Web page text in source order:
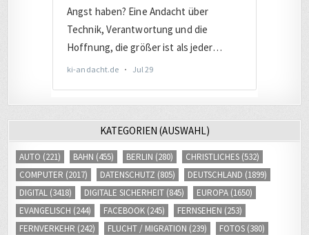
KATEGORIEN (AUSWAHL)
AUTO (221) BAHN (455) BERLIN (280) CHRISTLICHES (532)
COMPUTER (2017) DATENSCHUTZ (805) DEUTSCHLAND (1899)
DIGITAL (3418) DIGITALE SICHERHEIT (845) EUROPA (1650)
EVANGELISCH (244) FACEBOOK (245) FERNSEHEN (253)
FERNVERKEHR (242) FLUCHT / MIGRATION (239) FOTOS (380)